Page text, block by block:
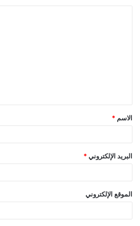
ق
*
الاسم *
البريد الإلكتروني *
الموقع الإلكتروني